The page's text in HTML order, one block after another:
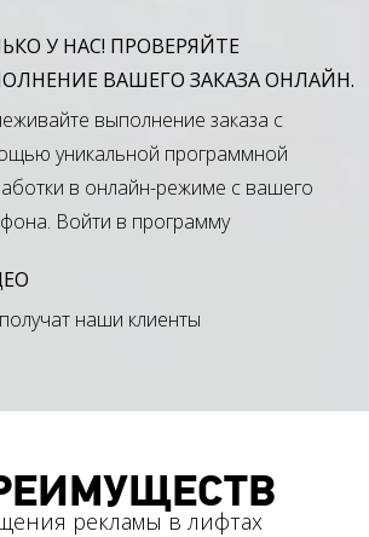
У НАС! ПРОВЕРЯЙТЕ
ВАШЕГО ЗАКАЗА ОНЛАЙН.
выполнение заказа с
уникальной программной
в онлайн-режиме с вашего
Войти в программу
наши клиенты
рекламы в лифтах